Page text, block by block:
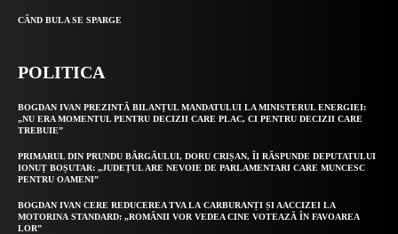
CÂND BULA SE SPARGE
POLITICA
BOGDAN IVAN PREZINTĂ BILANȚUL MANDATULUI LA MINISTERUL ENERGIEI:
„NU ERA MOMENTUL PENTRU DECIZII CARE PLAC, CI PENTRU DECIZII CARE
TREBUIE”
PRIMARUL DIN PRUNDU BÂRGĂULUI, DORU CRIȘAN, ÎI RĂSPUNDE DEPUTATULUI
IONUȚ BOȘUTAR: „JUDEȚUL ARE NEVOIE DE PARLAMENTARI CARE MUNCESC
PENTRU OAMENI”
BOGDAN IVAN CERE REDUCEREA TVA LA CARBURANȚI ȘI AACCIZEI LA
MOTORINA STANDARD: „ROMÂNII VOR VEDEA CINE VOTEAZĂ ÎN FAVOAREA
LOR”